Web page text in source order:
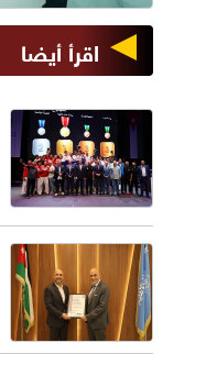
اقرأ أيضا